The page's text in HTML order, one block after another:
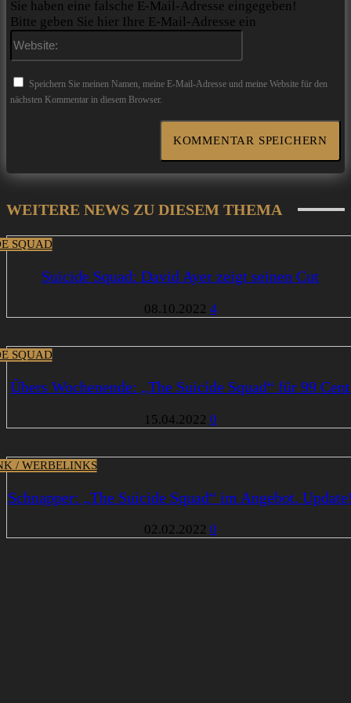
Sie haben eine falsche E-Mail-Adresse eingegeben!
Bitte geben Sie hier Ihre E-Mail-Adresse ein
Speichern Sie meinen Namen, meine E-Mail-Adresse und meine Website für den
nächsten Kommentar in diesem Browser.
WEITERE NEWS ZU DIESEM THEMA
SQUAD
Suicide Squad: David Ayer zeigt seinen Cut
08.10.2022 4
SQUAD
Übers Wochenende: „The Suicide Squad“ für 99 Cent
15.04.2022 0
/ WERBELINKS
Schnapper: „The Suicide Squad“ im Angebot.
02.02.2022 0